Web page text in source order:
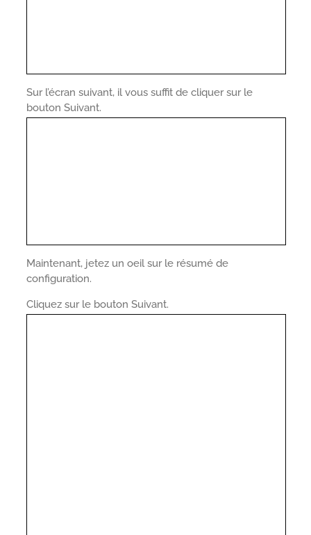
Sur l’écran suivant, il vous suffit de cliquer sur le
bouton Suivant.
Maintenant, jetez un oeil sur le résumé de
configuration.
Cliquez sur le bouton Suivant.